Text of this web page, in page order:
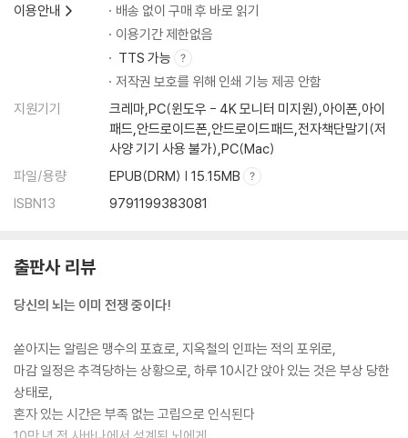
팔로워 1,500명 대신 진짜 친구 5명
BUTTON 11. 연결의 화학작용, 대면
뇌가 설계한 최고의 진통제, 눈맞춤과 스킨십
BUTTON 12. 너무나 이기적인, 기여
공허함은 소유로 채워지지 않는다
BUTTON 13. 섹스
뇌가 가장 갈망하는 보상
LEVEL 4: 초월
BUTTON 14. 탈집중
BUTTON 15. 최상의 보상, 몰입
ERROR: 구멍
현대인은 독이 깨진지도 모르고 물을 붓는다
이용안내
배송 없이 구매 후 바로 읽기
이용기간 제한없음
TTS 가능
저작권 보호를 위해 인쇄 기능 제공 안함
지원기기
크레마,PC(윈도우 - 4K 모니터 미지원),아이폰,아이
패드,안드로이드폰,안드로이드패드,전자책단말기(저
사양 기기 사용 불가),PC(Mac)
파일/용량
EPUB(DRM) | 15.15MB
ISBN13
9791199383081
출판사 리뷰
당신의 뇌는 이미 전쟁 중이다!
쏟아지는 알림은 맹수의 포효로, 지옥철의 인파는 적의 포위로,
마감 일정은 추격당하는 상황으로, 하루 10시간 앉아 있는 것은 부상 당한
상태로,
혼자 있는 시간은 부족 없는 고립으로 인식된다